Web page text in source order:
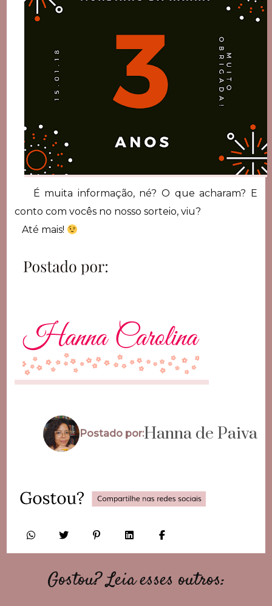
É muita informação, né? O que acharam? E
conto com vocês no nosso sorteio, viu?
Até mais!
Postado por:Hanna de Paiva
Gostou? Leia esses outros: